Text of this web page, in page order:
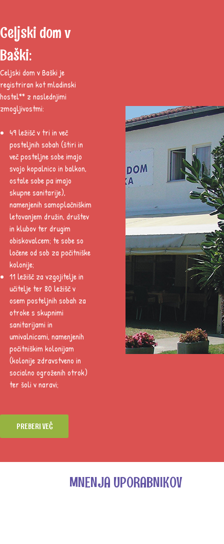
Celjski dom v
Baški:
Celjski dom v Baški je
registriran kot mladinski
hostel** z naslednjimi
zmogljivostmi:
49 ležišč v tri in več
posteljnih sobah (štiri in
več posteljne sobe imajo
svojo kopalnico in balkon,
ostale sobe pa imajo
skupne sanitarije),
namenjenih samoplačniškim
letovanjem družin, društev
in klubov ter drugim
obiskovalcem; te sobe so
ločene od sob za počitniške
kolonije;
11 ležišč za vzgojitelje in
učitelje ter 80 ležišč v
osem posteljnih sobah za
otroke s skupnimi
sanitarijami in
umivalnicami, namenjenih
počitniškim kolonijam
(kolonije zdravstveno in
socialno ogroženih otrok)
ter šoli v naravi;
PREBERI VEČ
MNENJA UPORABNIKOV